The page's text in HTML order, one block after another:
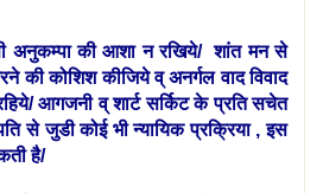
अनुकम्पा की आशा न रखिये/ शांत मन से
की कोशिश कीजिये व् अनर्गल वाद विवाद
आगजनी व् शार्ट सर्किट के प्रति सचेत
से जुडी कोई भी न्यायिक प्रक्रिया , इस
है/